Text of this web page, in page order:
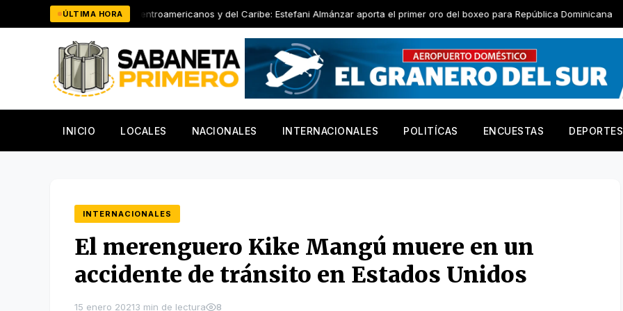
al
ÚLTIMA HORA
Juegos Centroamericanos y del Caribe: Estefani Almánzar aporta el primer oro del boxeo para República Dominicana Junior
INICIO LOCALES NACIONALES INTERNACIONALES POLITÍCAS ENCUESTAS DEPORTES
INTERNACIONALES
El merenguero Kike Mangú muere en un
accidente de tránsito en Estados Unidos
15 enero 20213 min de lectura 8